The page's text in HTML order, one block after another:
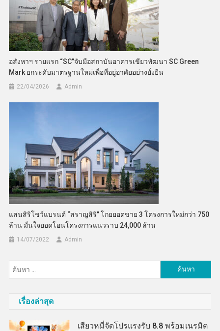
อสังหาฯ รายแรก “SC”จับมือสถาบันอาคารเขียวพัฒนา SC Green
Mark ยกระดับมาตรฐานใหม่เพื่อที่อยู่อาศัยอย่างยั่งยืน
22/04/2026 Admin
แสนสิริโชว์แบรนด์ “สราญสิริ” โกยยอดขาย 3 โครงการใหม่กว่า 750
ล้าน มั่นใจยอดโอนโครงการแนวราบ 24,000 ล้าน
14/07/2022 Admin
สำหรับ:
เรื่องล่าสุด
เสียวหมี่จัดโปรแรงรับ 8.8 พร้อมเนรมิต